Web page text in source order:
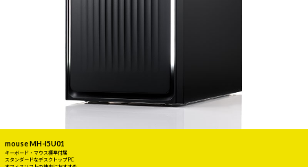
mouse MH-I5U01
キーボード・マウス標準付属
スタンダードなデスクトップPC